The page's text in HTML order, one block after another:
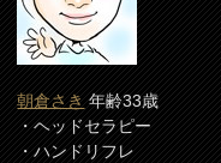
朝倉さき年齢33歳
・ヘッドセラピー
・ハンドリフレ